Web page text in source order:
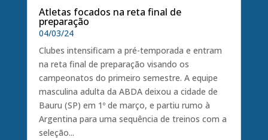
Atletas focados na reta final de
preparação
04/03/24
Clubes intensificam a pré-temporada e entram
na reta final de preparação visando os
campeonatos do primeiro semestre. A equipe
masculina adulta da ABDA deixou a cidade de
Bauru (SP) em 1º de março, e partiu rumo à
Argentina para uma sequência de treinos com a
seleção...